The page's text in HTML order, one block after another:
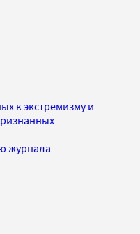
к экстремизму и
журнала